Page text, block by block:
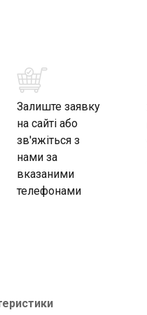
Залиште заявку
на сайті або
зв'яжіться з
нами за
вказаними
телефонами